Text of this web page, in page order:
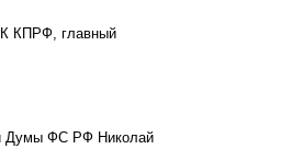
КПРФ, главный
Думы ФС РФ Николай